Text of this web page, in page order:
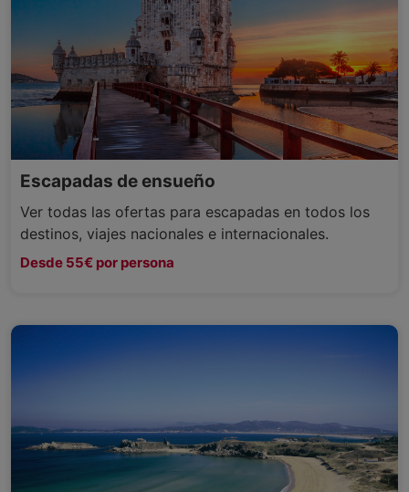
Escapadas de ensueño
Ver todas las ofertas para escapadas en todos los
destinos, viajes nacionales e internacionales.
Desde 55€ por persona